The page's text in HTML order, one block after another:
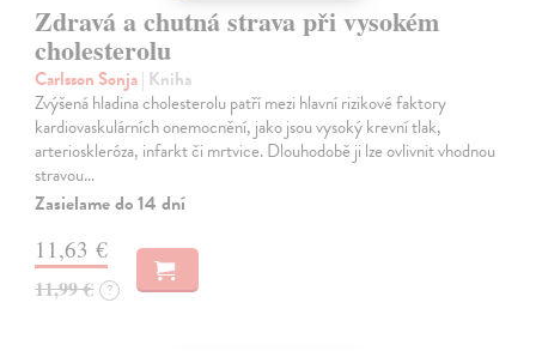
Zdravá a chutná strava při vysokém
cholesterolu
Carlsson Sonja| Kniha
Zvýšená hladina cholesterolu patří mezi hlavní rizikové faktory
kardiovaskulárních onemocnění, jako jsou vysoký krevní tlak,
arterioskleróza, infarkt či mrtvice. Dlouhodobě ji lze ovlivnit vhodnou
stravou…
Zasielame do 14 dní
11,63 €
11,99 € ?